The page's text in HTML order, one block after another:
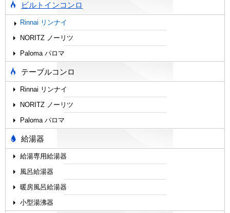
ビルトインコンロ
Rinnai リンナイ
NORITZ ノーリツ
Paloma パロマ
テーブルコンロ
Rinnai リンナイ
NORITZ ノーリツ
Paloma パロマ
給湯器
給湯専用給湯器
風呂給湯器
暖房風呂給湯器
小型湯沸器